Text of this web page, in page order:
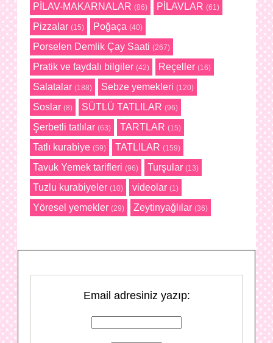
PİLAV-MAKARNALAR (86) PİLAVLAR (61)
Pizzalar (15) Poğaça (40)
Porselen Demlik Çay Saati (267)
Pratik ve faydalı bilgiler (42) Reçeller (16)
Salatalar (188) Sebze yemekleri (120)
Soslar (8) SÜTLÜ TATLILAR (96)
Şerbetli tatlılar (63) TARTLAR (15)
Tatlı kurabiye (59) TATLILAR (159)
Tavuk Yemek tarifleri (96) Turşular (13)
Tuzlu kurabiyeler (10) videolar (1)
Yöresel yemekler (29) Zeytinyağlılar (36)
Email adresiniz yazıp: